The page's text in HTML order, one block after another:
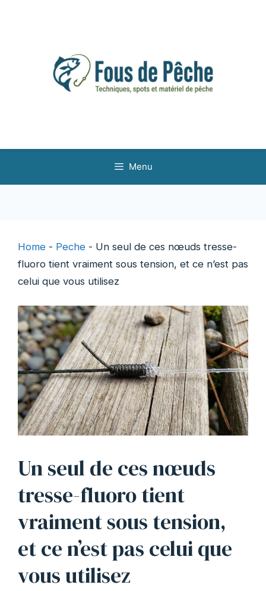
Menu
Home - Peche - Un seul de ces nœuds tresse-
fluoro tient vraiment sous tension, et ce n’est pas
celui que vous utilisez
Un seul de ces nœuds
tresse-fluoro tient
vraiment sous tension,
et ce n’est pas celui que
vous utilisez